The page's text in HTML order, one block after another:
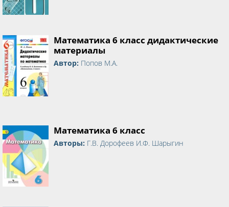
Математика 6 класс дидактические
материалы
Автор: Попов М.А.
Математика 6 класс
Авторы: Г.В. Дорофеев И.Ф. Шарыгин